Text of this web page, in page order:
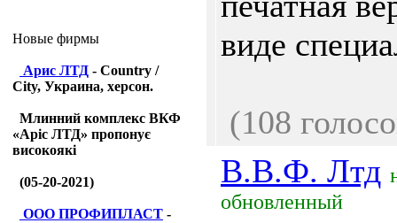
Новые фирмы
Арис ЛТД - Country /
City, Украина, херсон.
Млинний комплекс ВКФ
«Аріс ЛТД» пропонує
високоякі
(05-20-2021)
ООО ПРОФИПЛАСТ -
виде
(108
В.В.Ф. Лтд
обновленный